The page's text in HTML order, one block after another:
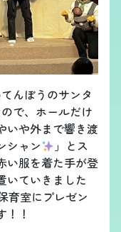
んぼうのサンタ
で、ホールだけ
いや外まで響き渡
シャン
」とス
い服を着た手が登
いていきました
育室にプレゼン
！